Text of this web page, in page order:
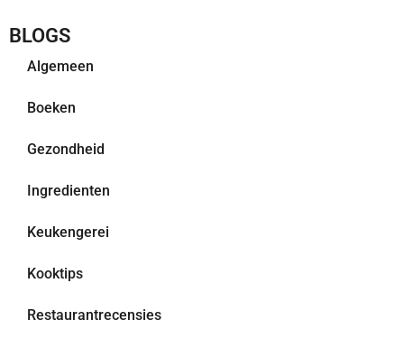
BLOGS
Algemeen
Boeken
Gezondheid
Ingredienten
Keukengerei
Kooktips
Restaurantrecensies